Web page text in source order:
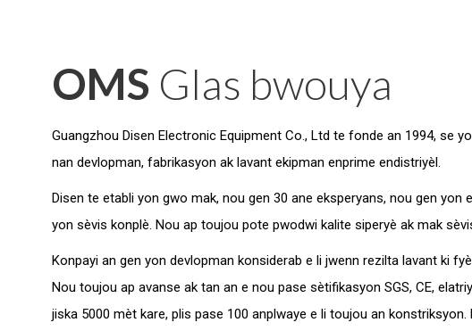
OMS Glas bwouya
Guangzhou Disen Electronic Equipment Co., Ltd te fonde an 1994, se
nan devlopman, fabrikasyon ak lavant ekipman enprime endistriyèl.
Disen te etabli yon gwo mak, nou gen 30 ane eksperyans, nou gen yon
yon sèvis konplè. Nou ap toujou pote pwodwi kalite siperyè ak mak
Konpayi an gen yon devlopman konsiderab e li jwenn rezilta lavant ki
Nou toujou ap avanse ak tan an e nou pase sètifikasyon SGS, CE,
jiska 5000 mèt kare, plis pase 100 anplwaye e li toujou an konstriksyon.